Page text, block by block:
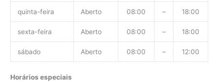
quinta-feira Aberto 08:00 – 18:00
sexta-feira Aberto 08:00 – 18:00
sábado Aberto 08:00 – 12:00
Horários especiais